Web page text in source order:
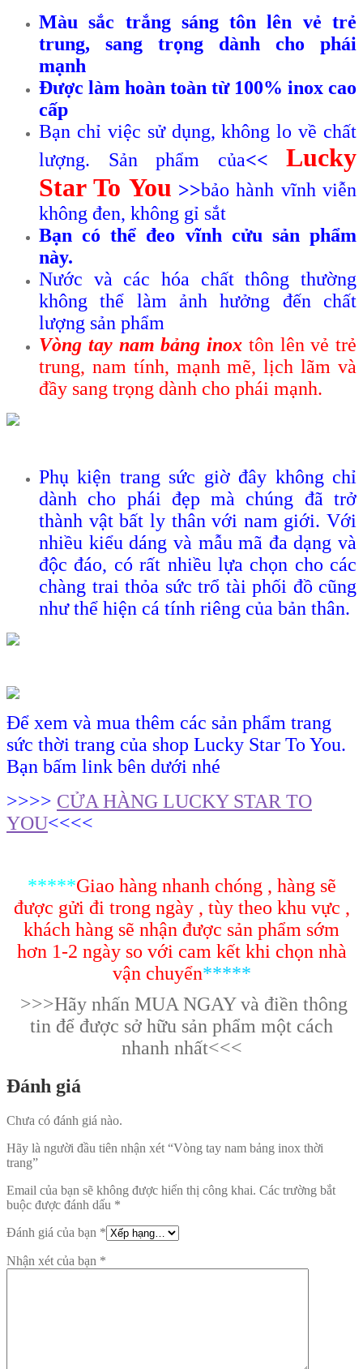
Màu sắc trắng sáng tôn lên vẻ trẻ
trung, sang trọng dành cho phái
mạnh
Được làm hoàn toàn từ 100% inox cao
cấp
Bạn chỉ việc sử dụng, không lo về chất
lượng. Sản phẩm của<< Lucky
Star To You >>bảo hành vĩnh viễn
không đen, không gỉ sắt
Bạn có thể đeo vĩnh cửu sản phẩm
này.
Nước và các hóa chất thông thường
không thể làm ảnh hưởng đến chất
lượng sản phẩm
Vòng tay nam bảng inox tôn lên vẻ trẻ
trung, nam tính, mạnh mẽ, lịch lãm và
đầy sang trọng dành cho phái mạnh.
Phụ kiện trang sức giờ đây không chỉ
dành cho phái đẹp mà chúng đã trở
thành vật bất ly thân với nam giới. Với
nhiều kiểu dáng và mẫu mã đa dạng và
độc đáo, có rất nhiều lựa chọn cho các
chàng trai thỏa sức trổ tài phối đồ cũng
như thể hiện cá tính riêng của bản thân.
Để xem và mua thêm các sản phẩm trang
sức thời trang của shop Lucky Star To You.
Bạn bấm link bên dưới nhé
>>>> CỬA HÀNG LUCKY STAR TO
YOU<<<<
*****Giao hàng nhanh chóng , hàng sẽ
được gửi đi trong ngày , tùy theo khu vực ,
khách hàng sẽ nhận được sản phẩm sớm
hơn 1-2 ngày so với cam kết khi chọn nhà
vận chuyển*****
>>>Hãy nhấn MUA NGAY và điền thông
tin để được sở hữu sản phẩm một cách
nhanh nhất<<<
Đánh giá
Chưa có đánh giá nào.
Hãy là người đầu tiên nhận xét “Vòng tay nam bảng inox thời
trang”
Email của bạn sẽ không được hiển thị công khai. Các trường bắt
buộc được đánh dấu *
Đánh giá của bạn *
Nhận xét của bạn *